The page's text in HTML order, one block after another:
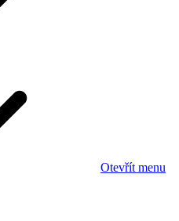
Otevřít menu